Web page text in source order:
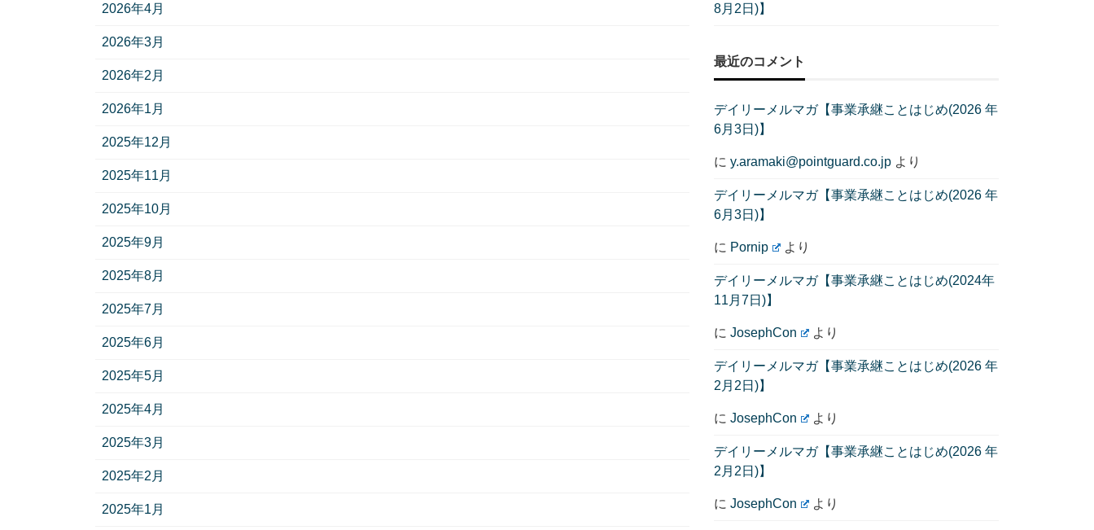
2026年4月
2026年3月
2026年2月
2026年1月
2025年12月
2025年11月
2025年10月
2025年9月
2025年8月
2025年7月
2025年6月
2025年5月
2025年4月
2025年3月
2025年2月
2025年1月
8月2日)】
最近のコメント
デイリーメルマガ【事業承継ことはじめ(2026 年
6月3日)】
に y.aramaki@pointguard.co.jp より
デイリーメルマガ【事業承継ことはじめ(2026 年
6月3日)】
に Pornip より
デイリーメルマガ【事業承継ことはじめ(2024年
11月7日)】
に JosephCon より
デイリーメルマガ【事業承継ことはじめ(2026 年
2月2日)】
に JosephCon より
デイリーメルマガ【事業承継ことはじめ(2026 年
2月2日)】
に JosephCon より